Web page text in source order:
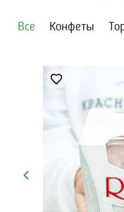
Все Конфеты